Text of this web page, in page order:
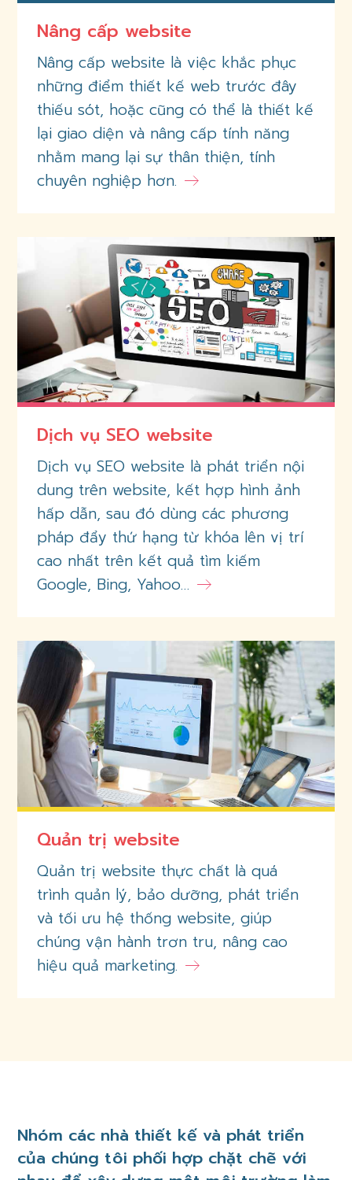
Nâng cấp website
Nâng cấp website là việc khắc phục
những điểm thiết kế web trước đây
thiếu sót, hoặc cũng có thể là thiết kế
lại giao diện và nâng cấp tính năng
nhằm mang lại sự thân thiện, tính
chuyên nghiệp hơn.
Dịch vụ SEO website
Dịch vụ SEO website là phát triển nội
dung trên website, kết hợp hình ảnh
hấp dẫn, sau đó dùng các phương
pháp đẩy thứ hạng từ khóa lên vị trí
cao nhất trên kết quả tìm kiếm
Google, Bing, Yahoo…
Quản trị website
Quản trị website thực chất là quá
trình quản lý, bảo dưỡng, phát triển
và tối ưu hệ thống website, giúp
chúng vận hành trơn tru, nâng cao
hiệu quả marketing.
Nhóm các nhà thiết kế và phát triển
của chúng tôi phối hợp chặt chẽ với